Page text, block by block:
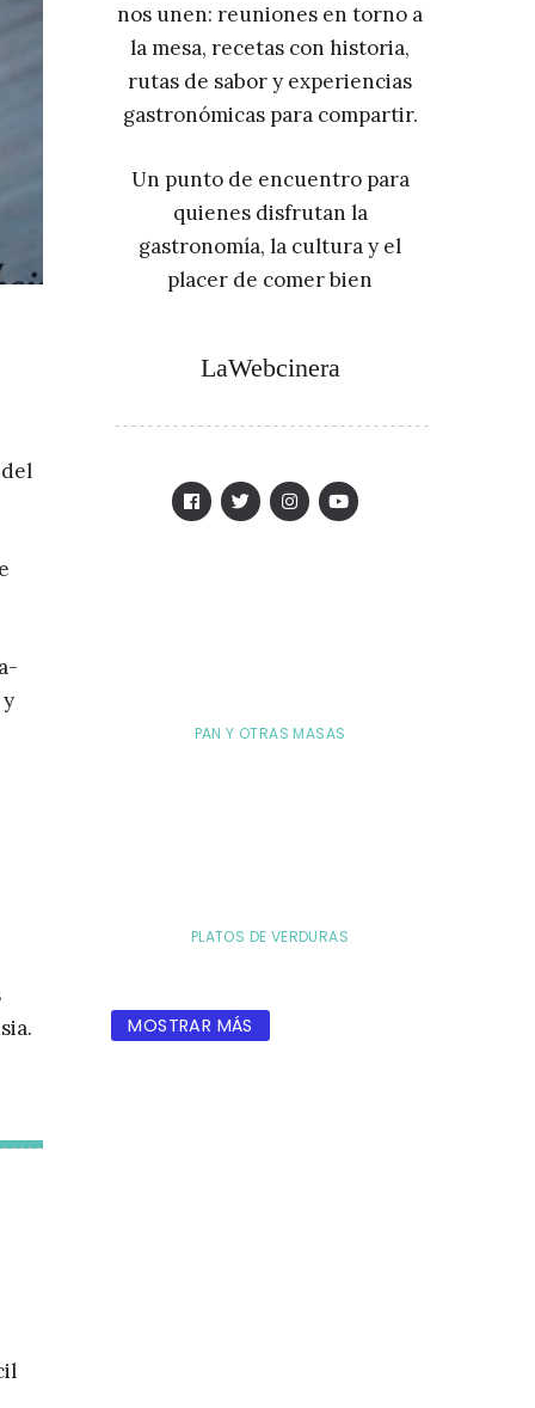
nos unen: reuniones en torno a
la mesa, recetas con historia,
rutas de sabor y experiencias
gastronómicas para compartir.
Un punto de encuentro para
quienes disfrutan la
gastronomía, la cultura y el
placer de comer bien
LaWebcinera
PAN Y OTRAS MASAS
PLATOS DE VERDURAS
MOSTRAR MÁS